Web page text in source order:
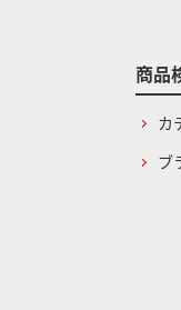
商品
カ
ブ